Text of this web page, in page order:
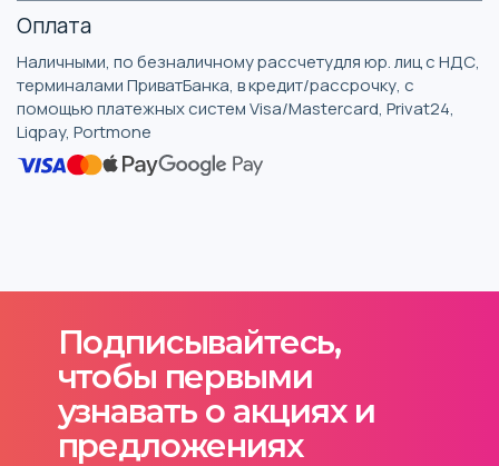
Оплата
Наличными, по безналичному рассчетудля юр. лиц с НДС,
терминалами ПриватБанка, в кредит/рассрочку, с
помощью платежных систем Visa/Mastercard, Privat24,
Liqpay, Portmone
Подписывайтесь,
чтобы первыми
узнавать о акциях и
предложениях